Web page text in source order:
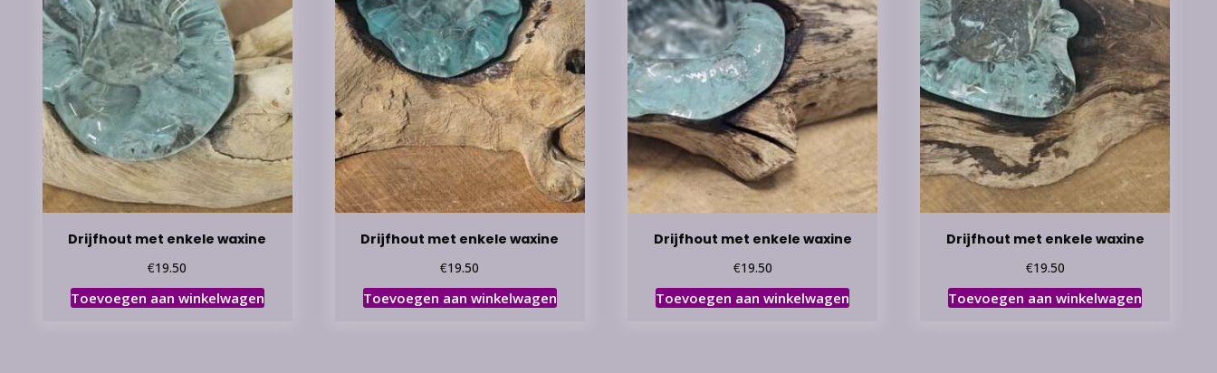
Drijfhout met enkele waxine
€19.50
Toevoegen aan winkelwagen
Drijfhout met enkele waxine
€19.50
Toevoegen aan winkelwagen
Drijfhout met enkele waxine
€19.50
Toevoegen aan winkelwagen
Drijfhout met enkele waxine
€19.50
Toevoegen aan winkelwagen